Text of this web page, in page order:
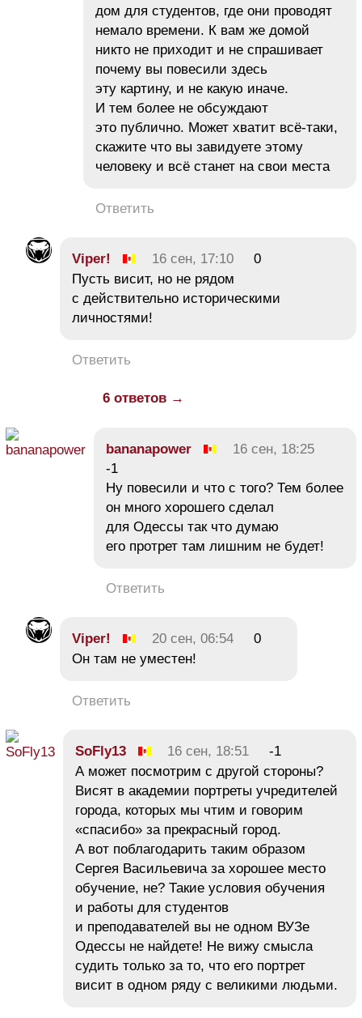
дом для студентов, где они проводят
немало времени. К вам же домой
никто не приходит и не спрашивает
почему вы повесили здесь
эту картину, и не какую иначе.
И тем более не обсуждают
это публично. Может хватит всё-таки,
скажите что вы завидуете этому
человеку и всё станет на свои места
Ответить
Viper! 16 сен, 17:10
0
Пусть висит, но не рядом
с действительно историческими
личностями!
Ответить
6 ответов →
bananapower
16 сен, 18:25
-1
Ну повесили и что с того? Тем более
он много хорошего сделал
для Одессы так что думаю
его протрет там лишним не будет!
Ответить
Viper! 20 сен, 06:54
0
Он там не уместен!
Ответить
SoFly13 16 сен, 18:51
-1
А может посмотрим с другой стороны?
Висят в академии портреты учредителей
города, которых мы чтим и говорим
«спасибо» за прекрасный город.
А вот поблагодарить таким образом
Сергея Васильевича за хорошее место
обучение, не? Такие условия обучения
и работы для студентов
и преподавателей вы не одном ВУЗе
Одессы не найдете! Не вижу смысла
судить только за то, что его портрет
висит в одном ряду с великими людьми.